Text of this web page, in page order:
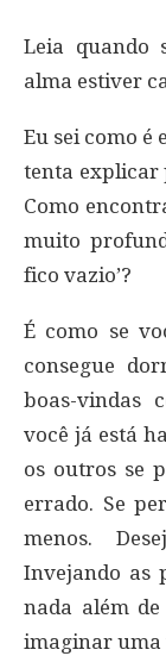
Leia quando
alma estiver
Eu sei como é
tenta explicar
Como
muito
fico vazio’?
É como se
consegue
boas-vindas
você já está
os outros se
errado. Se
menos.
Invejando as
nada além de
imaginar uma